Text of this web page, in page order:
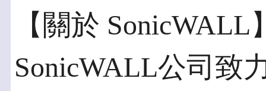
【關於 SonicWALL
SonicWALL公司致